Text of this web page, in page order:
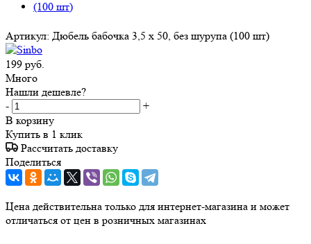
Артикул: Дюбель бабочка 3,5 х 50, без шурупа (100 шт)
199 руб.
Много
Нашли дешевле?
-
+
В корзину
Купить в 1 клик
Рассчитать доставку
Поделиться
Цена действительна только для интернет-магазина и может
отличаться от цен в розничных магазинах